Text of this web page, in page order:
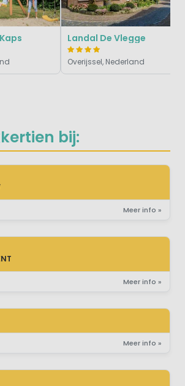
bij:
Meer info »
Meer info »
Meer info »
Landal De Vlegge
Overijssel, Nederland